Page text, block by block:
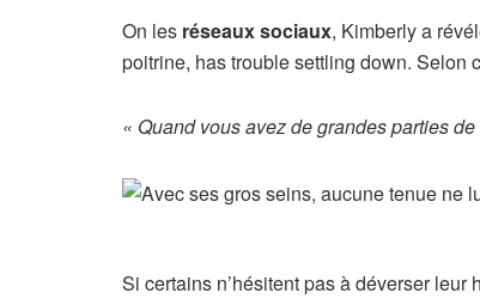
On les réseaux sociaux, Kimberly a
poitrine, has trouble settling down. Selon
« Quand vous avez de grandes parties
Si certains n’hésitent pas à déverser